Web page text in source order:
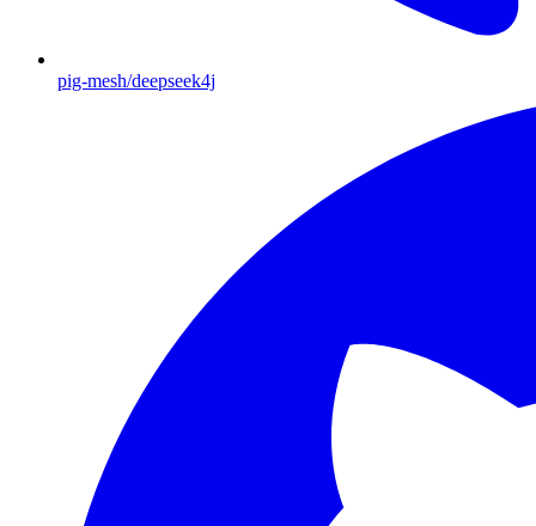
pig-mesh/deepseek4j